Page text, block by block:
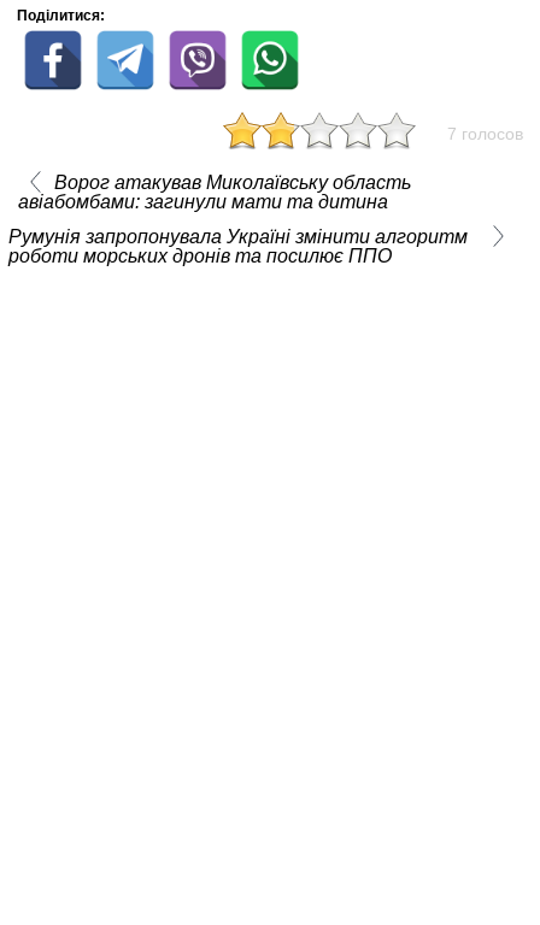
Поділитися:
7 голосов
Ворог атакував Миколаївську область
авіабомбами: загинули мати та дитина
Румунія запропонувала Україні змінити алгоритм
роботи морських дронів та посилює ППО